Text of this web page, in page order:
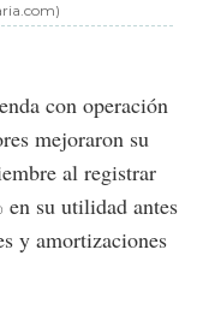
)
con operación
mejoraron su
al registrar
su utilidad antes
y amortizaciones